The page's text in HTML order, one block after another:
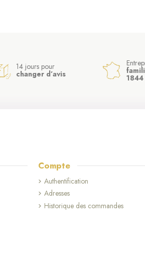
14 jours pour
changer d’avis 1844
Compte
Authentification
Adresses
Historique des commandes